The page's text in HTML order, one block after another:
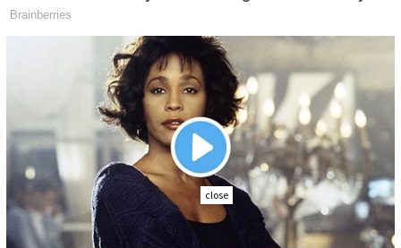
close